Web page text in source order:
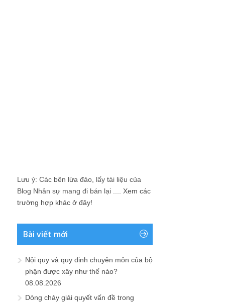
Lưu ý: Các bên lừa đảo, lấy tài liệu của
Blog Nhân sự mang đi bán lại .... Xem các
trường hợp khác ở đây!
Bài viết mới
Nội quy và quy định chuyên môn của bộ
phận được xây như thế nào?
08.08.2026
Dòng chảy giải quyết vấn đề trong